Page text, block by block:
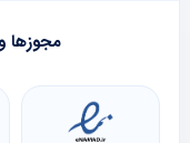
مجوزها